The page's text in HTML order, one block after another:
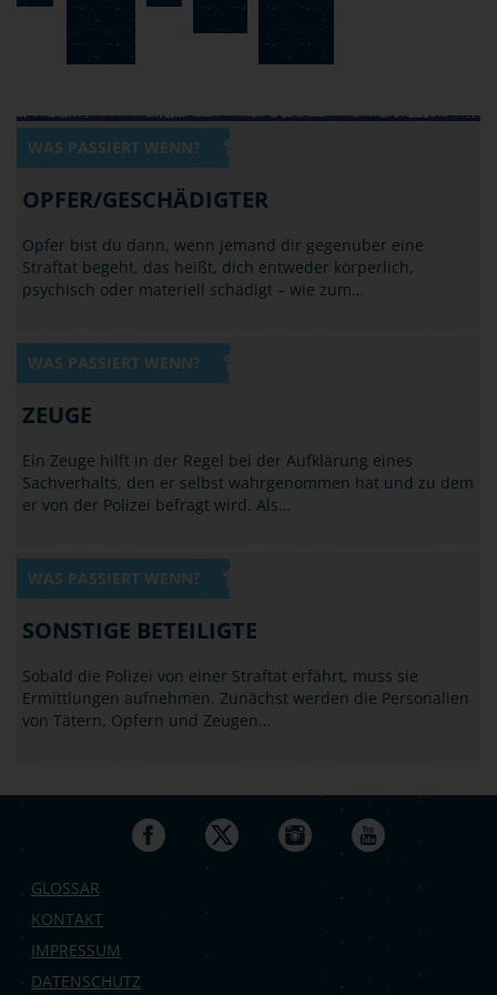
WAS PASSIERT WENN?
OPFER/GESCHÄDIGTER
Opfer bist du dann, wenn jemand dir gegenüber eine
Straftat begeht, das heißt, dich entweder körperlich,
psychisch oder materiell schädigt – wie zum…
WAS PASSIERT WENN?
ZEUGE
Ein Zeuge hilft in der Regel bei der Aufklärung eines
Sachverhalts, den er selbst wahrgenommen hat und zu dem
er von der Polizei befragt wird. Als…
WAS PASSIERT WENN?
SONSTIGE BETEILIGTE
Sobald die Polizei von einer Straftat erfährt, muss sie
Ermittlungen aufnehmen. Zunächst werden die Personalien
von Tätern, Opfern und Zeugen…
GLOSSAR
KONTAKT
IMPRESSUM
DATENSCHUTZ